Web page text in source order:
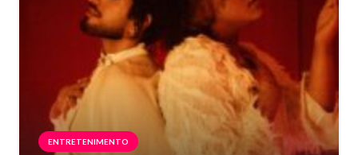
ENTRETENIMENTO